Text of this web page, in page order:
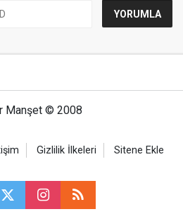
Manşet © 2008
Gizlilik İlkeleri Sitene Ekle